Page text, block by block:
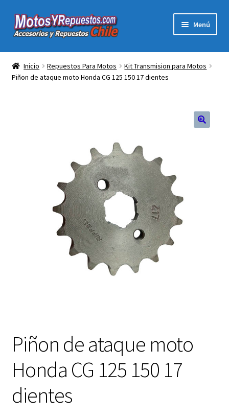
Ir
a
Ir
al
Menú
Acc y Rep Motocross Enduro
Electronica Para Motos
Herramientas Para Taller
Ropa para Motociclistas
Tienda Física Motosyrepuestos
FAQ Preguntas Frecuentes
Inicio Repuestos Para Motos
Kit Transmision para Motos
Piñon de ataque moto Honda CG 125 150 17 dientes
Piñon de ataque moto
Honda CG 125 150 17
dientes